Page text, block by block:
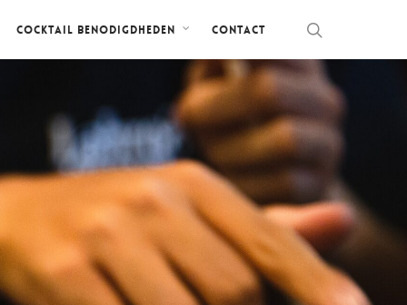
Cocktail benodigdheden Contact